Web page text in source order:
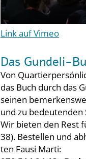
Link auf Vimeo
Das Gundeli-
Von
das Buch durch das
seinen
und zu bedeutenden
Wir bieten den Rest
38). Bestellen und
ten Fausi Marti: